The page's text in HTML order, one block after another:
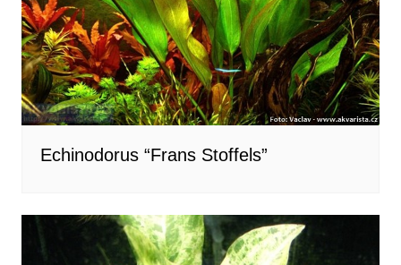
Echinodorus “Frans Stoffels”